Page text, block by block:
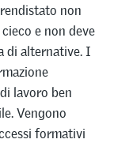
non
e non deve
di alternative. I
lavoro ben
Vengono
formativi